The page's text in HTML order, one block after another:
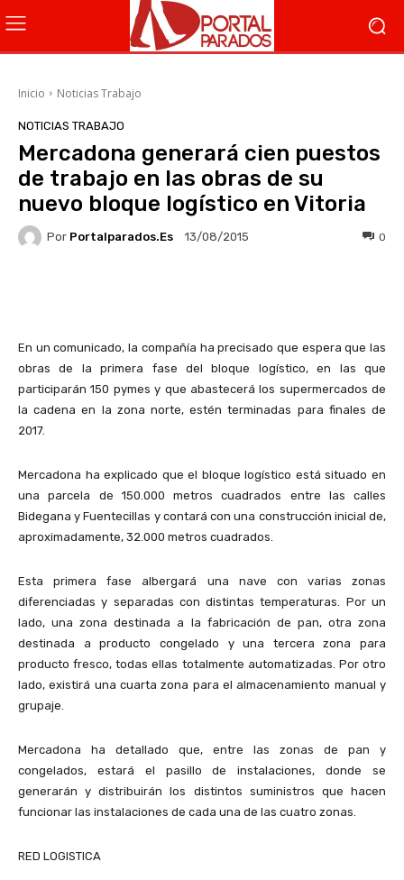
Inicio Noticias Trabajo
NOTICIAS TRABAJO
Mercadona generará cien puestos
de trabajo en las obras de su
nuevo bloque logístico en Vitoria
Por Portalparados.es 13/08/2015 0
En un comunicado, la compañía ha precisado que espera que las
obras de la primera fase del bloque logístico, en las que
participarán 150 pymes y que abastecerá los supermercados de
la cadena en la zona norte, estén terminadas para finales de
2017.
Mercadona ha explicado que el bloque logístico está situado en
una parcela de 150.000 metros cuadrados entre las calles
Bidegana y Fuentecillas y contará con una construcción inicial de,
aproximadamente, 32.000 metros cuadrados.
Esta primera fase albergará una nave con varias zonas
diferenciadas y separadas con distintas temperaturas. Por un
lado, una zona destinada a la fabricación de pan, otra zona
destinada a producto congelado y una tercera zona para
producto fresco, todas ellas totalmente automatizadas. Por otro
lado, existirá una cuarta zona para el almacenamiento manual y
grupaje.
Mercadona ha detallado que, entre las zonas de pan y
congelados, estará el pasillo de instalaciones, donde se
generarán y distribuirán los distintos suministros que hacen
funcionar las instalaciones de cada una de las cuatro zonas.
RED LOGISTICA